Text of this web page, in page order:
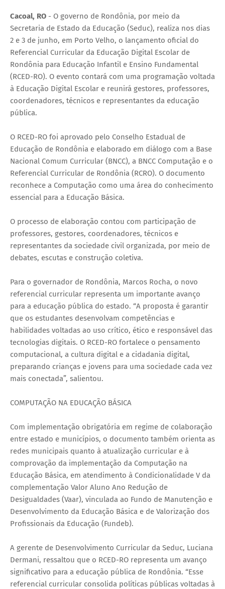
Cacoal, RO - O governo de Rondônia, por meio da
Secretaria de Estado da Educação (Seduc), realiza nos dias
2 e 3 de junho, em Porto Velho, o lançamento oficial do
Referencial Curricular da Educação Digital Escolar de
Rondônia para Educação Infantil e Ensino Fundamental
(RCED-RO). O evento contará com uma programação voltada
à Educação Digital Escolar e reunirá gestores, professores,
coordenadores, técnicos e representantes da educação
pública.
O RCED-RO foi aprovado pelo Conselho Estadual de
Educação de Rondônia e elaborado em diálogo com a Base
Nacional Comum Curricular (BNCC), a BNCC Computação e o
Referencial Curricular de Rondônia (RCRO). O documento
reconhece a Computação como uma área do conhecimento
essencial para a Educação Básica.
O processo de elaboração contou com participação de
professores, gestores, coordenadores, técnicos e
representantes da sociedade civil organizada, por meio de
debates, escutas e construção coletiva.
Para o governador de Rondônia, Marcos Rocha, o novo
referencial curricular representa um importante avanço
para a educação pública do estado. “A proposta é garantir
que os estudantes desenvolvam competências e
habilidades voltadas ao uso crítico, ético e responsável das
tecnologias digitais. O RCED-RO fortalece o pensamento
computacional, a cultura digital e a cidadania digital,
preparando crianças e jovens para uma sociedade cada vez
mais conectada”, salientou.
COMPUTAÇÃO NA EDUCAÇÃO BÁSICA
Com implementação obrigatória em regime de colaboração
entre estado e municípios, o documento também orienta as
redes municipais quanto à atualização curricular e à
comprovação da implementação da Computação na
Educação Básica, em atendimento à Condicionalidade V da
complementação Valor Aluno Ano Redução de
Desigualdades (Vaar), vinculada ao Fundo de Manutenção e
Desenvolvimento da Educação Básica e de Valorização dos
Profissionais da Educação (Fundeb).
A gerente de Desenvolvimento Curricular da Seduc, Luciana
Dermani, ressaltou que o RCED-RO representa um avanço
significativo para a educação pública de Rondônia. “Esse
referencial curricular consolida políticas públicas voltadas à